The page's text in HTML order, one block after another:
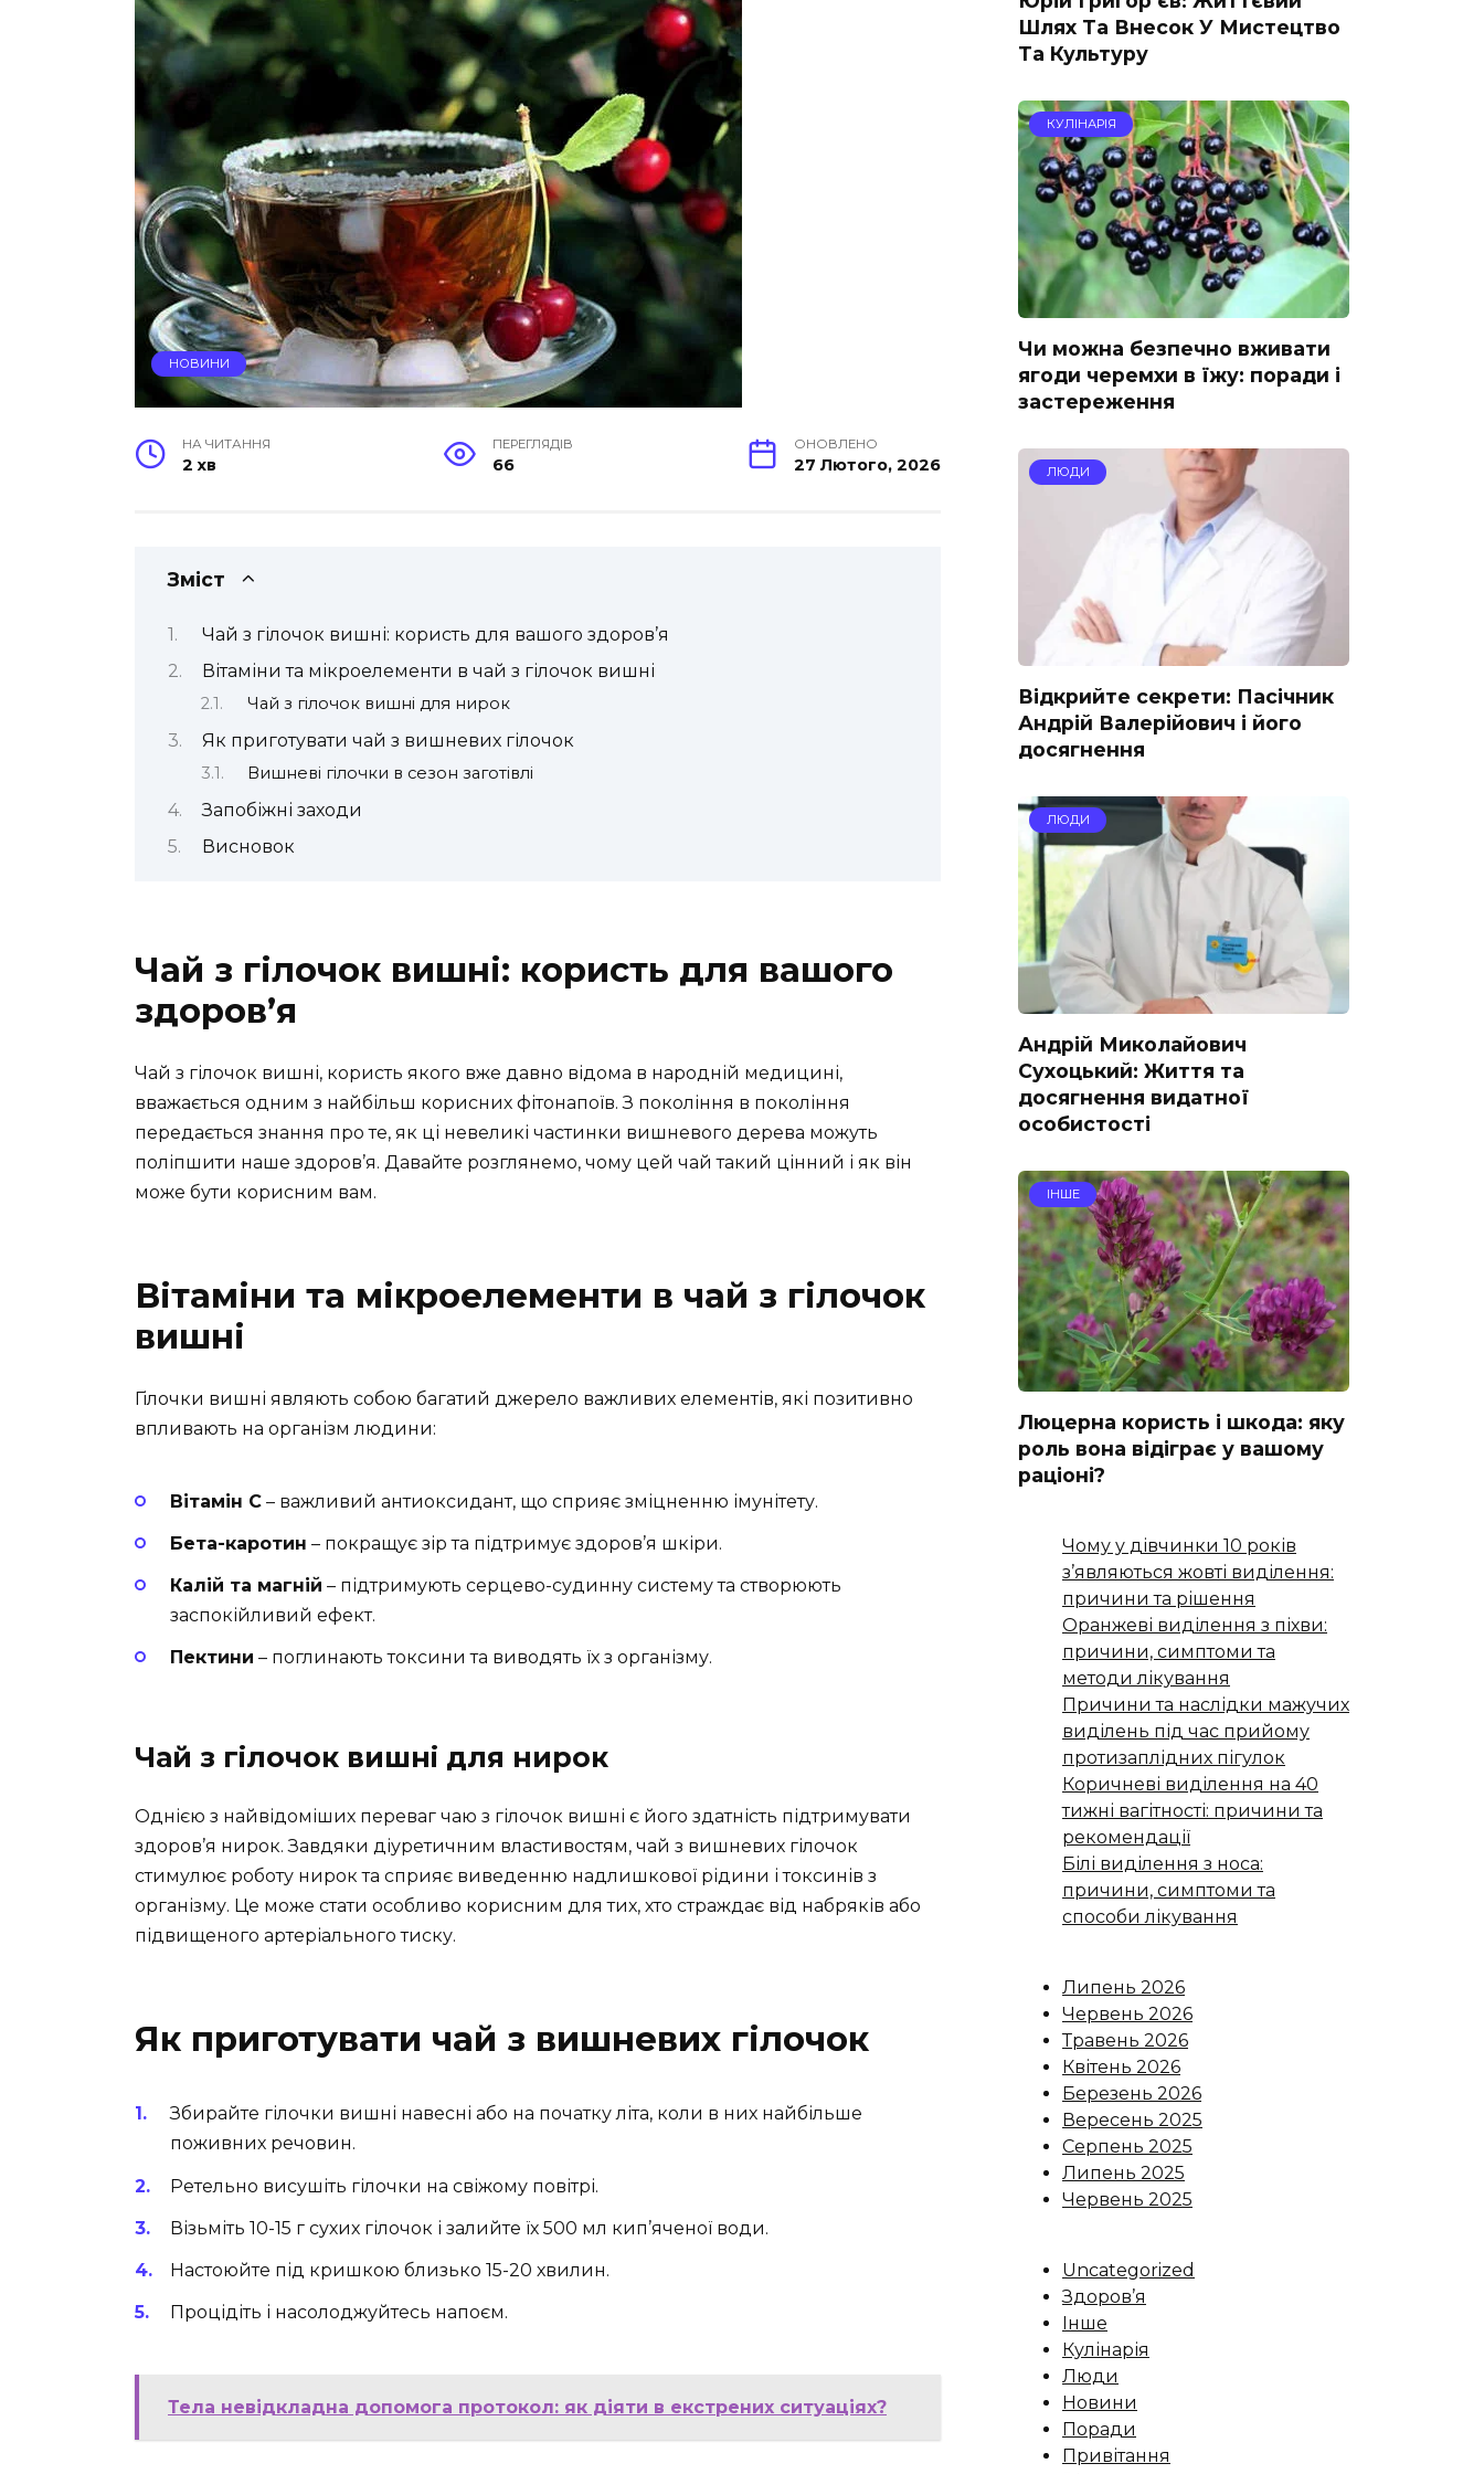
НОВИНИ
НА ЧИТАННЯ
2 хв
ПЕРЕГЛЯДІВ
66
ОНОВЛЕНО
27 Лютого, 2026
Зміст
Чай з гілочок вишні: користь для вашого здоров’я
Вітаміни та мікроелементи в чай з гілочок вишні
Чай з гілочок вишні для нирок
Як приготувати чай з вишневих гілочок
Вишневі гілочки в сезон заготівлі
Запобіжні заходи
Висновок
Чай з гілочок вишні: користь для вашого
здоров’я
Чай з гілочок вишні, користь якого вже давно відома в народній медицині,
вважається одним з найбільш корисних фітонапоїв. З покоління в покоління
передається знання про те, як ці невеликі частинки вишневого дерева можуть
поліпшити наше здоров’я. Давайте розглянемо, чому цей чай такий цінний і як він
може бути корисним вам.
Вітаміни та мікроелементи в чай з гілочок
вишні
Гілочки вишні являють собою багатий джерело важливих елементів, які позитивно
впливають на організм людини:
Вітамін С – важливий антиоксидант, що сприяє зміцненню імунітету.
Бета-каротин – покращує зір та підтримує здоров’я шкіри.
Калій та магній – підтримують серцево-судинну систему та створюють
заспокійливий ефект.
Пектини – поглинають токсини та виводять їх з організму.
Чай з гілочок вишні для нирок
Однією з найвідоміших переваг чаю з гілочок вишні є його здатність підтримувати
здоров’я нирок. Завдяки діуретичним властивостям, чай з вишневих гілочок
стимулює роботу нирок та сприяє виведенню надлишкової рідини і токсинів з
організму. Це може стати особливо корисним для тих, хто страждає від набряків або
підвищеного артеріального тиску.
Як приготувати чай з вишневих гілочок
Збирайте гілочки вишні навесні або на початку літа, коли в них найбільше
поживних речовин.
Ретельно висушіть гілочки на свіжому повітрі.
Візьміть 10-15 г сухих гілочок і залийте їх 500 мл кип’яченої води.
Настоюйте під кришкою близько 15-20 хвилин.
Процідіть і насолоджуйтесь напоєм.
Тела невідкладна допомога протокол: як діяти в екстрених ситуаціях?
Шлях Та Внесок У Мистецтво
Та Культуру
КУЛІНАРІЯ
Чи можна безпечно вживати
ягоди черемхи в їжу: поради і
застереження
ЛЮДИ
Відкрийте секрети: Пасічник
Андрій Валерійович і його
досягнення
ЛЮДИ
Андрій Миколайович
Сухоцький: Життя та
досягнення видатної
особистості
ІНШЕ
Люцерна користь і шкода: яку
роль вона відіграє у вашому
раціоні?
Чому у дівчинки 10 років
з’являються жовті виділення:
причини та рішення
Оранжеві виділення з піхви:
причини, симптоми та
методи лікування
Причини та наслідки мажучих
виділень під час прийому
протизаплідних пігулок
Коричневі виділення на 40
тижні вагітності: причини та
рекомендації
Білі виділення з носа:
причини, симптоми та
способи лікування
Липень 2026
Червень 2026
Травень 2026
Квітень 2026
Березень 2026
Вересень 2025
Серпень 2025
Липень 2025
Червень 2025
Uncategorized
Здоров’я
Інше
Кулінарія
Люди
Новини
Поради
Привітання